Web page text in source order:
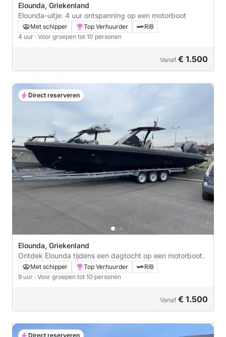
Elounda, Griekenland
Elounda-uitje: 4 uur ontspanning op een motorboot
Met schipper Top Verhuurder
RIB
4 uur · Voor groepen tot 10 personen
Vanaf € 1.500
Elounda, Griekenland
Ontdek Elounda tijdens een dagtocht op een motorboot.
Met schipper Top Verhuurder
RIB
9 uur · Voor groepen tot 10 personen
Vanaf € 1.500
Direct reserveren
Direct reserveren